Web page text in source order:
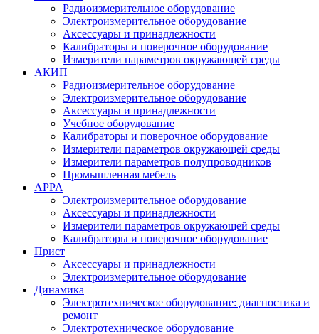
Радиоизмерительное оборудование
Электроизмерительное оборудование
Аксессуары и принадлежности
Калибраторы и поверочное оборудование
Измерители параметров окружающей среды
АКИП
Радиоизмерительное оборудование
Электроизмерительное оборудование
Аксессуары и принадлежности
Учебное оборудование
Калибраторы и поверочное оборудование
Измерители параметров окружающей среды
Измерители параметров полупроводников
Промышленная мебель
APPA
Электроизмерительное оборудование
Аксессуары и принадлежности
Измерители параметров окружающей среды
Калибраторы и поверочное оборудование
Прист
Аксессуары и принадлежности
Электроизмерительное оборудование
Динамика
Электротехническое оборудование: диагностика и
ремонт
Электротехническое оборудование